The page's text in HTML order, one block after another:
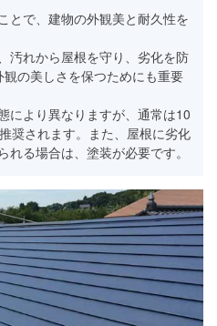
とで、建物の外観美と耐久性を
汚れから屋根を守り、劣化を防
の美しさを保つためにも重要
により異なりますが、通常は10
奨されます。また、屋根に劣化
る場合は、塗装が必要です。